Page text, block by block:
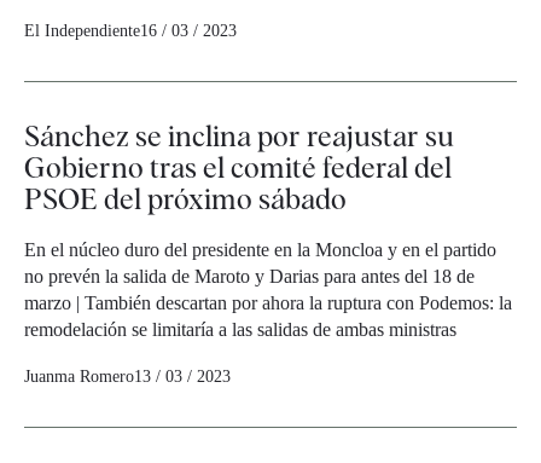
El Independiente16 / 03 / 2023
Sánchez se inclina por reajustar su
Gobierno tras el comité federal del
PSOE del próximo sábado
En el núcleo duro del presidente en la Moncloa y en el partido
no prevén la salida de Maroto y Darias para antes del 18 de
marzo | También descartan por ahora la ruptura con Podemos: la
remodelación se limitaría a las salidas de ambas ministras
Juanma Romero13 / 03 / 2023